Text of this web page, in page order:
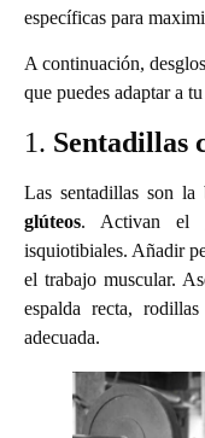
específicas para
A continuación,
que puedes adaptar a
1. Sentadillas
Las sentadillas son la
glúteos. Activan el
isquiotibiales. Añadir
el trabajo muscular.
espalda recta,
adecuada.